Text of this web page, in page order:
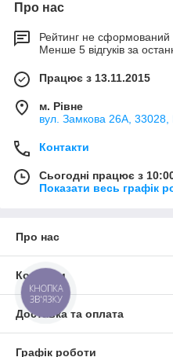
Про нас
Рейтинг не сформований
Менше 5 відгуків за
Працює з 13.11.2015
м. Рівне
вул. Замкова 26А, 33028,
Контакти
Сьогодні працює з
Показати весь графік
Про нас
Контакти
Доставка та оплата
Графік роботи
КНОПКА
ЗВ'ЯЗКУ